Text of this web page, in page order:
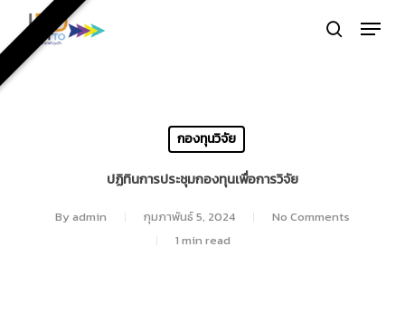
main
content
search
Menu
กองทุนวิจัย
ปฏิทินการประชุมกองทุนเพื่อการวิจัย
Byadmin กุมภาพันธ์ 5, 2024
No Comments
1 min read